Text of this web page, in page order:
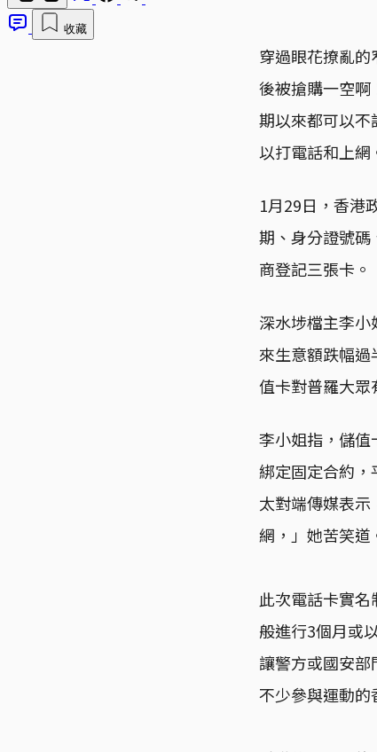
收藏
穿過眼花撩亂
後被搶購一空
期以來都可以
以打電話和上網
1月29日，香港
期、身分證號
商登記三張卡。
深水埗檔主李
來生意額跌幅
值卡對普羅大眾
李小姐指，儲
綁定固定合約
太對端傳媒表
網，」她苦笑道
此次電話卡實
般進行3個月或
讓警方或國安部
不少參與運動的